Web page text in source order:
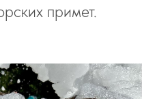
примет.